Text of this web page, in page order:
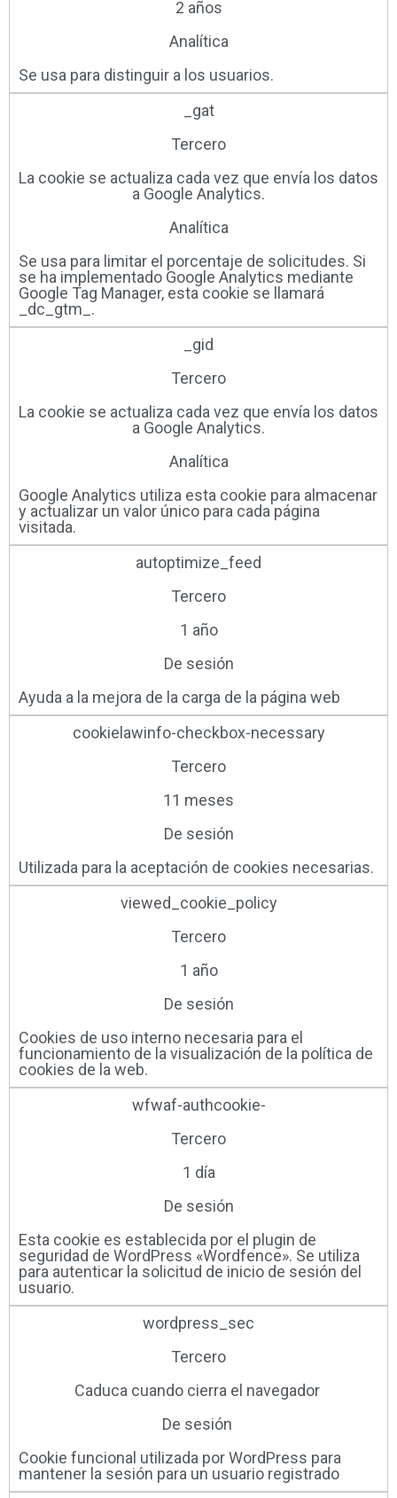
2 años
Analítica
Se usa para distinguir a los usuarios.
_gat
Tercero
La cookie se actualiza cada vez que envía los datos
a Google Analytics.
Analítica
Se usa para limitar el porcentaje de solicitudes. Si
se ha implementado Google Analytics mediante
Google Tag Manager, esta cookie se llamará
_dc_gtm_.
_gid
Tercero
La cookie se actualiza cada vez que envía los datos
a Google Analytics.
Analítica
Google Analytics utiliza esta cookie para almacenar
y actualizar un valor único para cada página
visitada.
autoptimize_feed
Tercero
1 año
De sesión
Ayuda a la mejora de la carga de la página web
cookielawinfo-checkbox-necessary
Tercero
11 meses
De sesión
Utilizada para la aceptación de cookies necesarias.
viewed_cookie_policy
Tercero
1 año
De sesión
Cookies de uso interno necesaria para el
funcionamiento de la visualización de la política de
cookies de la web.
wfwaf-authcookie-
Tercero
1 día
De sesión
Esta cookie es establecida por el plugin de
seguridad de WordPress «Wordfence». Se utiliza
para autenticar la solicitud de inicio de sesión del
usuario.
wordpress_sec
Tercero
Caduca cuando cierra el navegador ​
De sesión ​
Cookie funcional utilizada por WordPress para
mantener la sesión para un usuario registrado